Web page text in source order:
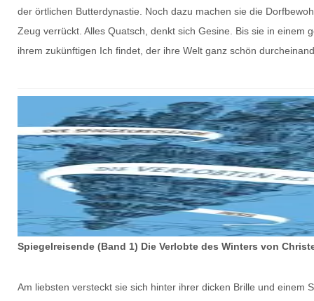
der örtlichen Butterdynastie. Noch dazu machen sie die
Zeug verrückt. Alles Quatsch, denkt sich Gesine. Bis sie in einem
ihrem zukünftigen Ich findet, der ihre Welt ganz schön
Spiegelreisende (Band 1) Die Verlobte des Winters von
Am liebsten versteckt sie sich hinter ihrer dicken Brille und einem